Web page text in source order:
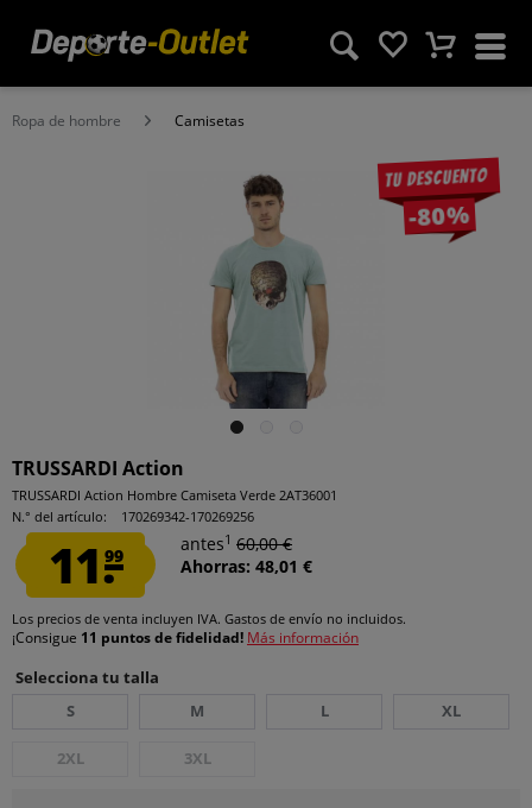
Ropa de hombre Camisetas
Tu descuento
-80%
TRUSSARDI Action
TRUSSARDI Action Hombre Camiseta Verde 2AT36001
N.° del artículo:
170269342-170269256
11.99
antes1 60,00 €
Ahorras: 48,01 €
Los precios de venta incluyen IVA. Gastos de envío no incluidos.
¡Consigue 11 puntos de fidelidad! Más información
Selecciona tu talla
S
M L XL
2XL 3XL